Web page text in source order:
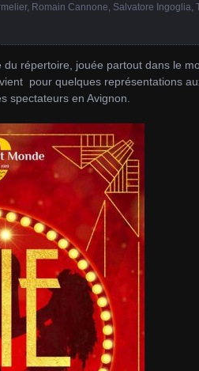
, Romain Cannone Salvatore Ingoglia
du répertoire, jouée partout dans le
pour quelques représentations
spectateurs en Avignon.